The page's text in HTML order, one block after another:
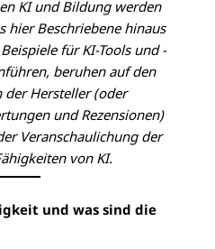
KI und Bildung werden
hier Beschriebene hinaus
für KI-Tools und -
beruhen auf den
der Hersteller (oder
und Rezensionen)
Veranschaulichung der
von KI.
und was sind die